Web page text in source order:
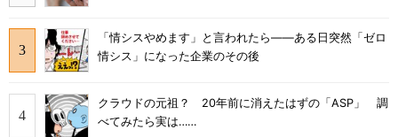
「情シスやめます」と言われたら――ある日突然「ゼロ
情シス」になった企業のその後
クラウドの元祖？ 20年前に消えたはずの「ASP」 調
べてみたら実は……